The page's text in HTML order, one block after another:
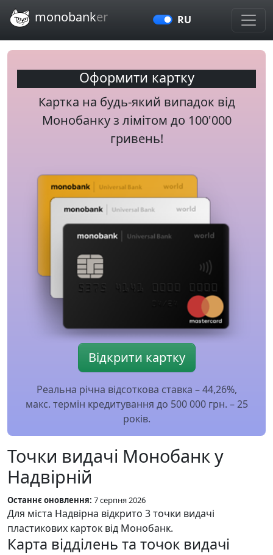
Перейти до головного змісту
monobanker RU
Оформити картку
Картка на будь-який випадок від
Монобанку з лімітом до 100'000
гривень!
Відкрити картку
Реальна річна відсоткова ставка – 44,26%,
макс. термін кредитування до 500 000 грн. – 25
років.
Точки видачі Монобанк у
Надвірній
Останнє оновлення: 7 серпня 2026
Для міста Надвірна відкрито 3 точки видачі
пластикових карток від Монобанк.
Карта відділень та точок видачі